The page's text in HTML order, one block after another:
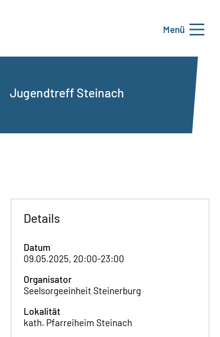
Menü
Jugendtreff Steinach
Details
Datum
09.05.2025, 20:00-23:00
Organisator
Seelsorgeeinheit Steinerburg
Lokalität
kath. Pfarreiheim Steinach